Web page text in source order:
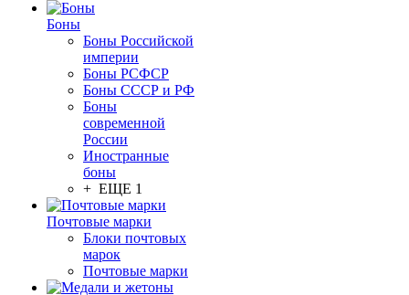
Боны
Боны Российской
империи
Боны РСФСР
Боны СССР и РФ
Боны
современной
России
Иностранные
боны
+ ЕЩЕ 1
Почтовые марки
Блоки почтовых
марок
Почтовые марки